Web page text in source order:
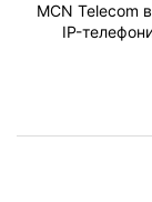
MCN Telecom в
IP-